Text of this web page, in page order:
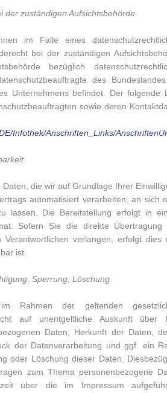
der zuständigen Aufsichtsbehörde
im Falle eines
bei der zuständigen
bezüglich
des
Unternehmens befindet. Der folgende
sowie deren
Infothek/Anschriften_Links/
die wir auf Grundlage Ihrer
automatisiert verarbeiten, an sich
lassen. Die Bereitstellung erfolgt in
Sofern Sie die direkte Übertragung
verlangen, erfolgt dies
ist.
Sperrung, Löschung
Rahmen der geltenden
auf unentgeltliche Auskunft über
Daten, Herkunft der Daten,
der Datenverarbeitung und ggf. ein
oder Löschung dieser Daten.
zum Thema personenbezogene
über die im Impressum